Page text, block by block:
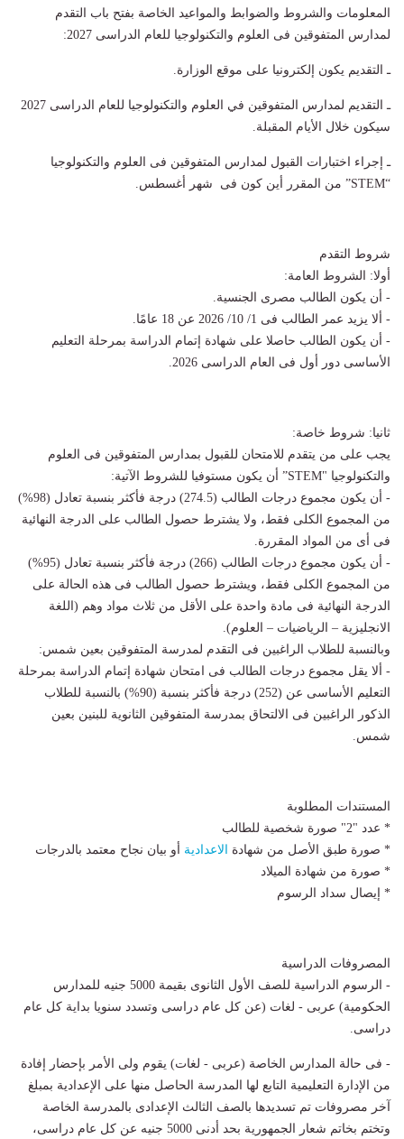
المعلومات والشروط والضوابط والمواعيد الخاصة بفتح باب التقدم
لمدارس المتفوقين فى العلوم والتكنولوجيا للعام الدراسى 2027:
ـ التقديم يكون إلكترونيا على موقع الوزارة.
ـ التقديم لمدارس المتفوقين في العلوم والتكنولوجيا للعام الدراسى 2027
سيكون خلال الأيام المقبلة.
ـ إجراء اختبارات القبول لمدارس المتفوقين فى العلوم والتكنولوجيا
“STEM” من المقرر أين كون فى شهر أغسطس.
شروط التقدم
أولا: الشروط العامة:
- أن يكون الطالب مصرى الجنسية.
- ألا يزيد عمر الطالب فى 1/ 10/ 2026 عن 18 عامًا.
- أن يكون الطالب حاصلا على شهادة إتمام الدراسة بمرحلة التعليم
الأساسى دور أول فى العام الدراسى 2026.
ثانيا: شروط خاصة:
يجب على من يتقدم للامتحان للقبول بمدارس المتفوقين فى العلوم
والتكنولوجيا "STEM” أن يكون مستوفيا للشروط الآتية:
- أن يكون مجموع درجات الطالب (274.5) درجة فأكثر بنسبة تعادل (98%)
من المجموع الكلى فقط، ولا يشترط حصول الطالب على الدرجة النهائية
فى أى من المواد المقررة.
- أن يكون مجموع درجات الطالب (266) درجة فأكثر بنسبة تعادل (95%)
من المجموع الكلى فقط، ويشترط حصول الطالب فى هذه الحالة على
الدرجة النهائية فى مادة واحدة على الأقل من ثلاث مواد وهم (اللغة
الانجليزية – الرياضيات – العلوم).
وبالنسبة للطلاب الراغبين فى التقدم لمدرسة المتفوقين بعين شمس:
- ألا يقل مجموع درجات الطالب فى امتحان شهادة إتمام الدراسة بمرحلة
التعليم الأساسى عن (252) درجة فأكثر بنسبة (90%) بالنسبة للطلاب
الذكور الراغبين فى الالتحاق بمدرسة المتفوقين الثانوية للبنين بعين
شمس.
المستندات المطلوبة
* عدد "2" صورة شخصية للطالب
* صورة طبق الأصل من شهادة
الاعدادية أو بيان نجاح معتمد بالدرجات
* صورة من شهادة الميلاد
* إيصال سداد الرسوم
المصروفات الدراسية
- الرسوم الدراسية للصف الأول الثانوى بقيمة 5000 جنيه للمدارس
الحكومية) عربى - لغات (عن كل عام دراسى وتسدد سنويا بداية كل عام
دراسى.
- فى حالة المدارس الخاصة (عربى - لغات) يقوم ولى الأمر بإحضار إفادة
من الإدارة التعليمية التابع لها المدرسة الحاصل منها على الإعدادية بمبلغ
آخر مصروفات تم تسديدها بالصف الثالث الإعدادى بالمدرسة الخاصة
وتختم بخاتم شعار الجمهورية بحد أدنى 5000 جنيه عن كل عام دراسى،